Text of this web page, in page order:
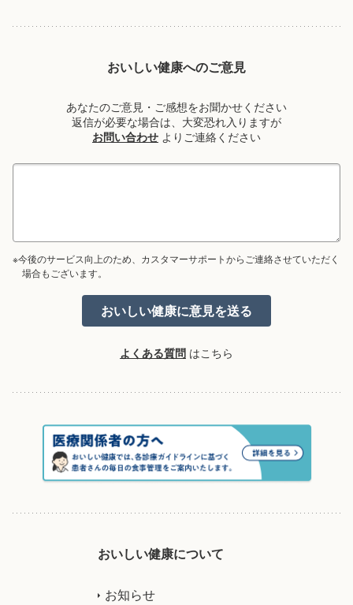
おいしい健康へのご意見
あなたのご意見・ご感想をお聞かせください
返信が必要な場合は、大変恐れ入りますが
お問い合わせ よりご連絡ください
※今後のサービス向上のため、カスタマーサポートからご連絡させていただく
場合もございます。
よくある質問 はこちら
おいしい健康について
お知らせ